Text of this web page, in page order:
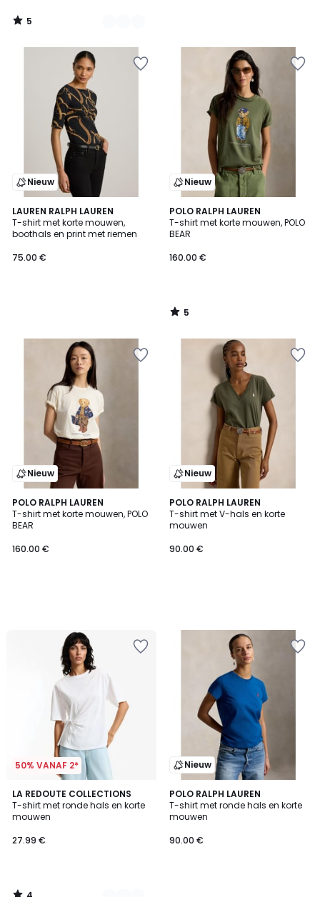
5
/
Nieuw
LAUREN RALPH LAUREN
T-shirt met korte mouwen,
boothals en print met riemen
75.00 €
Nieuw
POLO RALPH LAUREN
T-shirt met korte mouwen, POLO
BEAR
160.00 €
5
/
5
5
/
Nieuw
POLO RALPH LAUREN
T-shirt met korte mouwen, POLO
BEAR
160.00 €
Nieuw
POLO RALPH LAUREN
T-shirt met V-hals en korte
mouwen
90.00 €
50% VANAF 2*
LA REDOUTE COLLECTIONS
T-shirt met ronde hals en korte
mouwen
27.99 €
4
/
5
2
Kleuren
Nieuw
POLO RALPH LAUREN
T-shirt met ronde hals en korte
mouwen
90.00 €